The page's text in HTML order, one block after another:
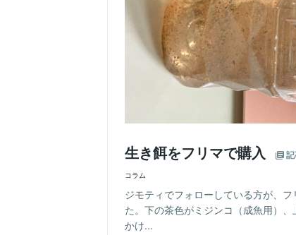
生き餌をフリマで購入
コラム
ジモティでフォローしている方が、
た。下の茶色がミジンコ（成魚用）
かけ...